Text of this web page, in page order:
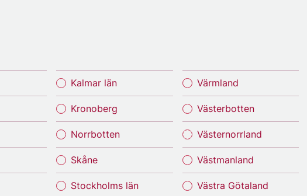
Kalmar län
Kronoberg
Norrbotten
Skåne
Stockholms län
Värmland
Västerbotten
Västernorrland
Västmanland
Västra Götaland